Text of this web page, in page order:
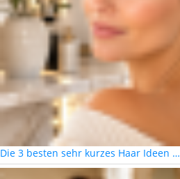
Die 3 besten sehr kurzes Haar Ideen …